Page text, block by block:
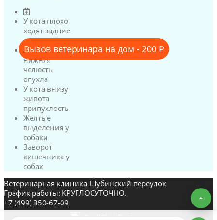
Вызов ветеринара на дом - 200 Р
У кота плохо
ходят задние
лапы
У кота
нижняя
челюсть
опухла
У кота внизу
живота
припухлость
Желтые
выделения у
собаки
Заворот
кишечника у
собак
Ветеринарная клиника Шубинский переулок
График работы: КРУГЛОСУТОЧНО.
+7 (499) 350-67-09